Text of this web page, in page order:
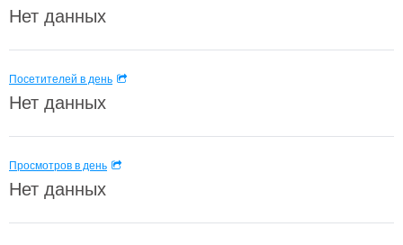
Нет данных
Посетителей в день
Нет данных
Просмотров в день
Нет данных